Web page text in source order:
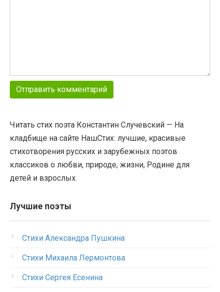
Читать стих поэта Константин Случевский — На
кладбище на сайте НашСтих: лучшие, красивые
стихотворения русских и зарубежных поэтов
классиков о любви, природе, жизни, Родине для
детей и взрослых.
Лучшие поэты
Стихи Александра Пушкина
Стихи Михаила Лермонтова
Стихи Сергея Есенина